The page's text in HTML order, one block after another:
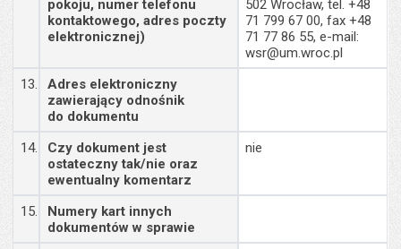
pokoju, numer telefonu
kontaktowego, adres poczty
elektronicznej)
502 Wrocław, tel. +48
71 799 67 00, fax +48
71 77 86 55, e-mail:
wsr@um.wroc.pl
13.
Adres elektroniczny
zawierający odnośnik
do dokumentu
14.
Czy dokument jest
ostateczny tak/nie oraz
ewentualny komentarz
nie
15.
Numery kart innych
dokumentów w sprawie